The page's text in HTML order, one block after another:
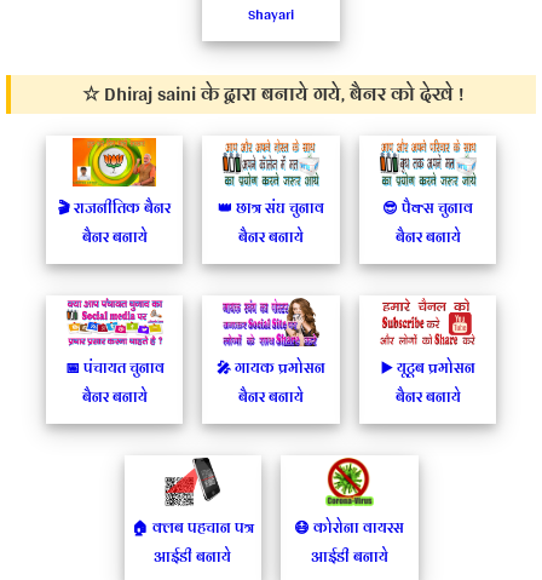
Shayari
☆ Dhiraj saini के द्वारा बनाये गये, बैनर को देखे !
🎬 राजनीतिक बैनर
बैनर बनाये
👑 छात्र संघ चुनाव
बैनर बनाये
😎 पैक्स चुनाव
बैनर बनाये
📅 पंचायत चुनाव
बैनर बनाये
🎤 गायक प्रमोसन
बैनर बनाये
▶️ यूटूब प्रमोसन
बैनर बनाये
🏠 क्लब पहचान पत्र
आईडी बनाये
😷 कोरोना वायरस
आईडी बनाये